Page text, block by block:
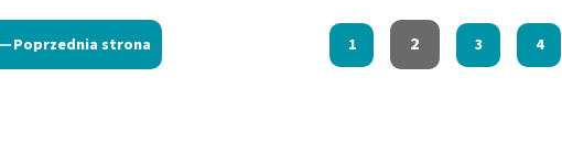
Poprzednia strona 1 2 3 4